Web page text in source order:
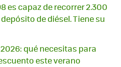
es capaz de recorrer 2.300
de diésel. Tiene su
qué necesitas para
este verano